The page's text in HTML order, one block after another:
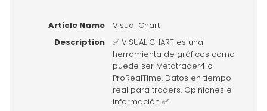
Article Name
Visual Chart
Description
✅ VISUAL CHART es una
herramienta de gráficos como
puede ser Metatrader4 o
ProRealTime. Datos en tiempo
real para traders. Opiniones e
información ✅